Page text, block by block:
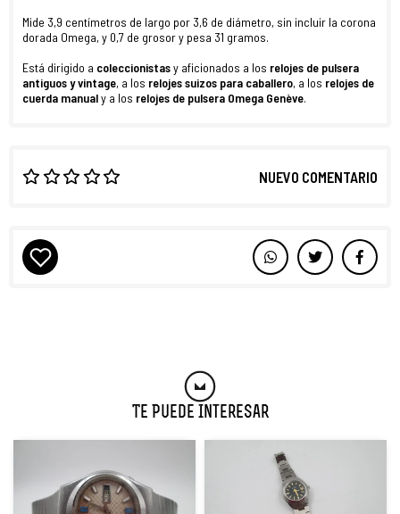
Mide 3,9 centímetros de largo por 3,6 de diámetro, sin incluir la corona
dorada Omega, y 0,7 de grosor y pesa 31 gramos.
Está dirigido a coleccionistasy aficionados a los relojes de pulsera
antiguos y vintage, a los relojes suizos para caballero, a los relojes de
cuerda manualy a los relojes de pulsera Omega Genève.
NUEVO COMENTARIO
Te Puede Interesar